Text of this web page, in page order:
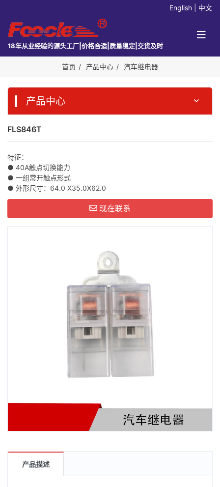
English 中文
18年从业经验的源头工厂|价格合适|质量稳定|交货及时
首页 产品中心 汽车继电器
产品中心
FLS846T
特征：
● 40A触点切换能力
● 一组常开触点形式
● 外形尺寸：64.0 X35.0X62.0
现在联系
产品描述